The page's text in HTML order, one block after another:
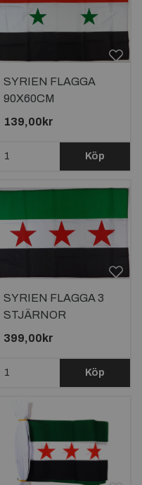
SYRIEN FLAGGA
90X60CM
139,00kr
Köp
SYRIEN FLAGGA 3
STJÄRNOR
240X150CM *Läs
399,00kr
Köp